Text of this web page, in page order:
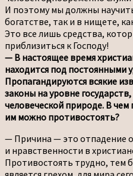
И поэтому мы должны
богатстве, так и в нищете,
Это все лишь средства,
приблизиться к Господу!
— В настоящее время
находится под постоянными
Пропагандируются всякие
законы на уровне
человеческой природе. В
им можно противостоять?
— Причина — это отпадение
и нравственности в
Противостоять трудно, тем